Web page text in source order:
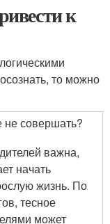
к
то можно
совершать?
важна,
начать
жизнь. По
тесное
может